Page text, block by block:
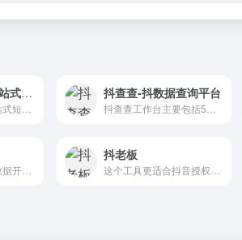
抖抖侠-短视频一站式数据化运营中心 抖查查-抖数据查询平台
国内领先的短视频数据开放平台，利用数据挖掘和分析能力，追踪短视频热门视频和音乐，为短视频创作者提供创意参考，账户数据分析，能帮助创作者快速创作视频增加粉丝；为广告主广告投放提供数据参考和效果监测；为内容投资提供全面客观的价值评估。
抖老板